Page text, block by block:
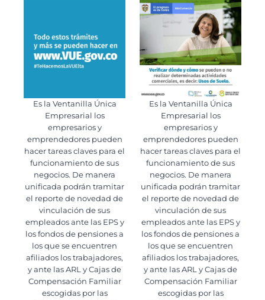
Es la Ventanilla Única
Empresarial los
empresarios y
emprendedores pueden
hacer tareas claves para el
funcionamiento de sus
negocios. De manera
unificada podrán tramitar
el reporte de novedad de
vinculación de sus
empleados ante las EPS y
los fondos de pensiones a
los que se encuentren
afiliados los trabajadores,
y ante las ARL y Cajas de
Compensación Familiar
escogidas por las
Es la Ventanilla Única
Empresarial los
empresarios y
emprendedores pueden
hacer tareas claves para el
funcionamiento de sus
negocios. De manera
unificada podrán tramitar
el reporte de novedad de
vinculación de sus
empleados ante las EPS y
los fondos de pensiones a
los que se encuentren
afiliados los trabajadores,
y ante las ARL y Cajas de
Compensación Familiar
escogidas por las